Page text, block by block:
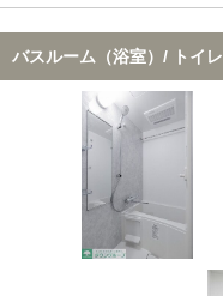
バスルーム（浴室）/ トイレ